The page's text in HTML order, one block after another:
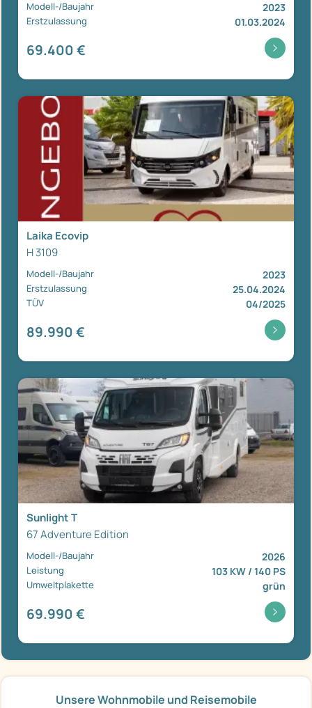
Modell-/Baujahr 2023
Erstzulassung 01.03.2024
69.400 €
Laika Ecovip
H 3109
Modell-/Baujahr 2023
Erstzulassung 25.04.2024
TÜV 04/2025
89.990 €
Sunlight T
67 Adventure Edition
Modell-/Baujahr 2026
Leistung 103 KW / 140 PS
Umweltplakette grün
69.990 €
Unsere Wohnmobile und Reisemobile